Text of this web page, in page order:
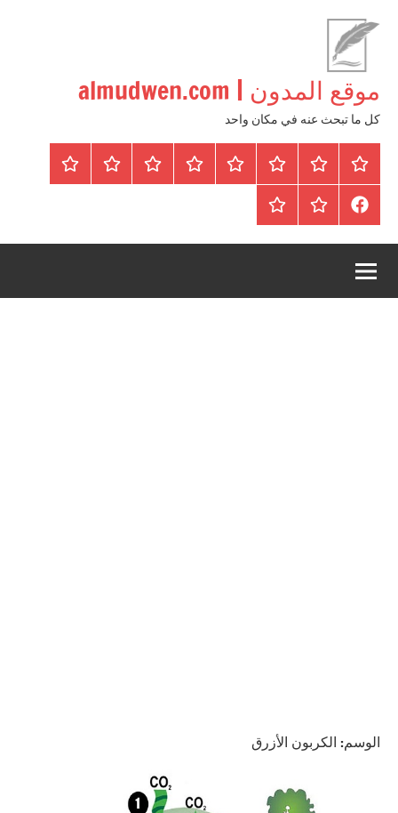
المحتوى
موقع المدون | almudwen.com
كل ما تبحث عنه في مكان واحد
الرئيسيةالمواضيعوظائف
محلية
/
دولية
عقارات Blog
من
اتصل
سياسة
FaceBookعقارات
للبيع
أرشيف
موقع
الوسم: الكربون الأزرق